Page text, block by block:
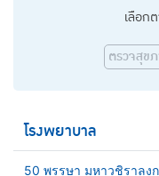
เลือก
ตรวจสุข
โรงพยาบาล
50 พรรษา มหาวชิราลง